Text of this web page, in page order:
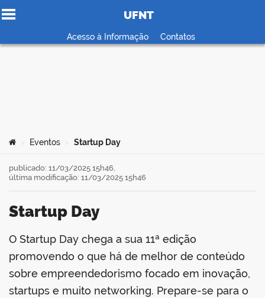
Ir para o conteúdo
UFNT
Acesso à Informação Contatos
Você está aqui:
Eventos Startup Day
Startup Day
publicado: 11/03/2025 15h46,
última modificação: 11/03/2025 15h46
O Startup Day chega a sua 11ª edição
promovendo o que há de melhor de conteúdo
sobre empreendedorismo focado em inovação,
startups e muito networking. Prepare-se para o